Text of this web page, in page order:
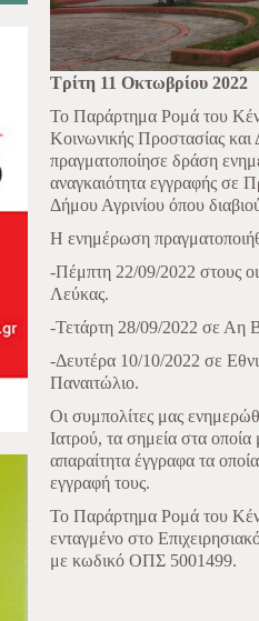
Τρίτη 11 Οκτωβρίου 2022
Το Παράρτημα Ρομά του
Κοινωνικής Προστασίας και
πραγματοποίησε δράση
αναγκαιότητα εγγραφής σε
Δήμου Αγρινίου όπου
Η ενημέρωση
-Πέμπτη 22/09/2022 στους
Λεύκας.
-Τετάρτη 28/09/2022 σε Αη
-Δευτέρα 10/10/2022 σε
Παναιτώλιο.
Οι συμπολίτες μας
Ιατρού, τα σημεία στα οποία
απαραίτητα έγγραφα τα
εγγραφή τους.
Το Παράρτημα Ρομά του
ενταγμένο στο
με κωδικό ΟΠΣ 5001499.